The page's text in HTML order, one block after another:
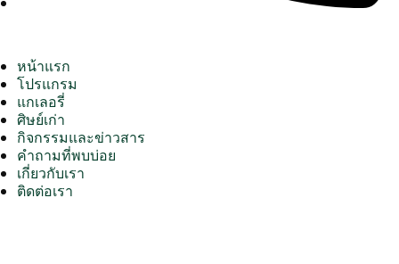
หน้าแรก
โปรแกรม
แกเลอรี่
ศิษย์เก่า
กิจกรรมและข่าวสาร
คำถามที่พบบ่อย
เกี่ยวกับเรา
ติดต่อเรา